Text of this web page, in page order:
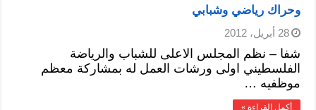
وحراك رياضي وشبابي
28 أبريل، 2012
شفا – نظم المجلس الاعلى للشباب والرياضة
الفلسطيني اولى ورشات العمل له بمشاركة معظم
موظفيه …
أكمل القراءة »